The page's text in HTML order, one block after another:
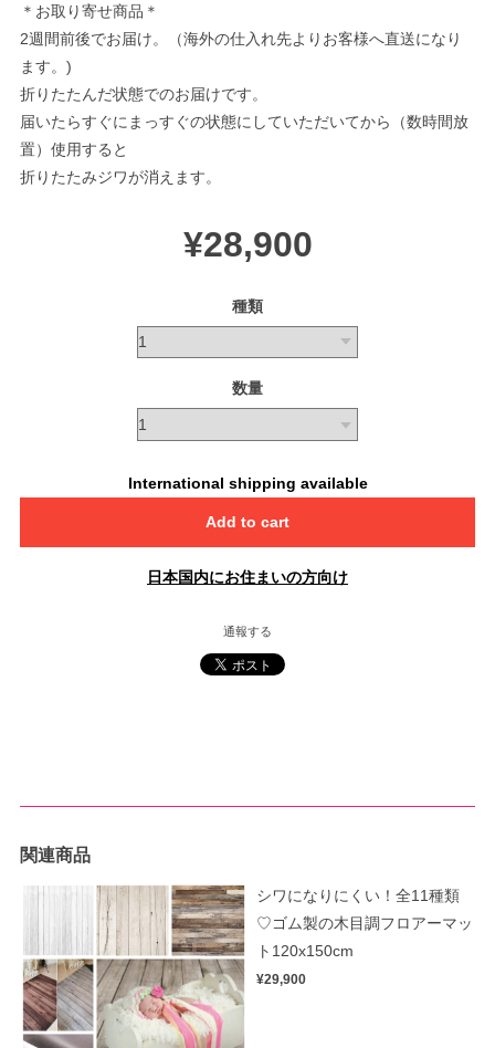
＊お取り寄せ商品＊
2週間前後でお届け。（海外の仕入れ先よりお客様へ直送になり
ます。)
折りたたんだ状態でのお届けです。
届いたらすぐにまっすぐの状態にしていただいてから（数時間放
置）使用すると
折りたたみジワが消えます。
¥28,900
種類
数量
International shipping available
Add to cart
日本国内にお住まいの方向け
通報する
関連商品
シワになりにくい！全11種類
♡ゴム製の木目調フロアーマッ
ト120x150cm
¥29,900